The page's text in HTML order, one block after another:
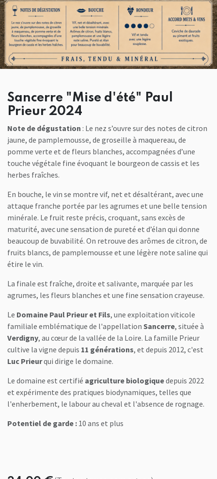
Sancerre "Mise d'été" Paul
Prieur 2024
Note de dégustation : Le nez s’ouvre sur des notes de citron
jaune, de pamplemousse, de groseille à maquereau, de
pomme verte et de fleurs blanches, accompagnées d’une
touche végétale fine évoquant le bourgeon de cassis et les
herbes fraîches.
En bouche, le vin se montre vif, net et désaltérant, avec une
attaque franche portée par les agrumes et une belle tension
minérale. Le fruit reste précis, croquant, sans excès de
maturité, avec une sensation de pureté et d’élan qui donne
beaucoup de buvabilité. On retrouve des arômes de citron, de
fruits blancs, de pamplemousse et une légère note saline qui
étire le vin.
La finale est fraîche, droite et salivante, marquée par les
agrumes, les fleurs blanches et une fine sensation crayeuse.
Le Domaine Paul Prieur et Fils, une exploitation viticole
familiale emblématique de l'appellation Sancerre, située à
Verdigny, au cœur de la vallée de la Loire. La famille Prieur
cultive la vigne depuis 11 générations, et depuis 2012, c'est
Luc Prieurqui dirige le domaine.
Le domaine est certifié agriculture biologiquedepuis 2022
et expérimente des pratiques biodynamiques, telles que
l'enherbement, le labour au cheval et l'absence de rognage.
Potentiel de garde : 10 ans et plus